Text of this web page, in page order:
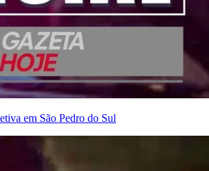
em São Pedro do Sul